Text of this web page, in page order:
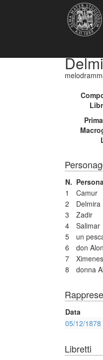
N.
1
Camur
2
Delmira
3
Zadir
4
Salimar
5
un
6
don
7
Ximenes
8
donna
Data
05/12/1878
Libretti